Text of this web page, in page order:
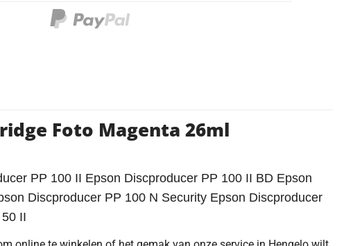
Foto Magenta 26ml
PP 100 II Epson Discproducer PP 100 II BD Epson
Discproducer PP 100 N Security Epson Discproducer
II